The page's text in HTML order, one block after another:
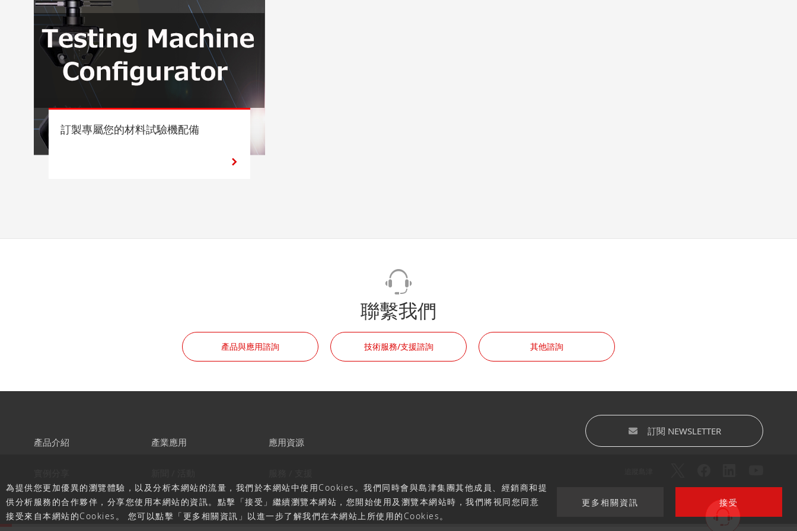
訂製專屬您的材料試驗機配備
為提供您更加優異的瀏覽體驗，以及分析本網站的流量，我們於本網站中使用Cookies。我們同時會與島津集團其他成員、經銷商和提
供分析服務的合作夥伴，分享您使用本網站的資訊。點擊「接受」繼續瀏覽本網站，您開始使用及瀏覽本網站時，我們將視同您同意
接受來自本網站的Cookies。 您可以點擊「更多相關資訊」以進一步了解我們在本網站上所使用的Cookies。
更多相關資訊 接受
聯繫我們
產品與應用諮詢 技術服務/支援諮詢 其他諮詢
產品介紹 產業應用 應用資源
訂閱 NEWSLETTER